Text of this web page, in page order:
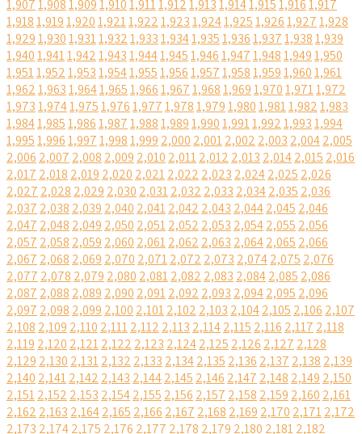
1,9071,9081,9091,9101,9111,9121,9131,9141,9151,9161,917
1,9181,9191,9201,9211,9221,9231,9241,9251,9261,9271,928
1,9291,9301,9311,9321,9331,9341,9351,9361,9371,9381,939
1,9401,9411,9421,9431,9441,9451,9461,9471,9481,9491,950
1,9511,9521,9531,9541,9551,9561,9571,9581,9591,9601,961
1,9621,9631,9641,9651,9661,9671,9681,9691,9701,9711,972
1,9731,9741,9751,9761,9771,9781,9791,9801,9811,9821,983
1,9841,9851,9861,9871,9881,9891,9901,9911,9921,9931,994
1,9951,9961,9971,9981,999 2,000 2,0012,002 2,003 2,0042,005
2,006 2,007 2,008 2,009 2,010 2,0112,012 2,013 2,0142,015 2,016
2,017 2,018 2,019 2,020 2,0212,022 2,023 2,0242,025 2,026
2,027 2,028 2,029 2,030 2,0312,032 2,033 2,0342,035 2,036
2,037 2,038 2,039 2,040 2,0412,042 2,043 2,0442,045 2,046
2,047 2,048 2,049 2,050 2,0512,052 2,053 2,0542,055 2,056
2,057 2,058 2,059 2,060 2,0612,062 2,063 2,0642,065 2,066
2,067 2,068 2,069 2,070 2,0712,072 2,073 2,0742,075 2,076
2,077 2,078 2,079 2,080 2,0812,082 2,083 2,0842,085 2,086
2,087 2,088 2,089 2,090 2,0912,092 2,093 2,0942,095 2,096
2,097 2,098 2,099 2,100 2,1012,102 2,103 2,1042,105 2,106 2,107
2,108 2,109 2,110 2,1112,112 2,113 2,1142,115 2,116 2,117 2,118
2,119 2,120 2,1212,122 2,123 2,1242,125 2,126 2,127 2,128
2,129 2,130 2,1312,132 2,133 2,1342,135 2,136 2,137 2,138 2,139
2,140 2,1412,142 2,143 2,1442,145 2,146 2,147 2,148 2,149 2,150
2,1512,152 2,153 2,1542,155 2,156 2,157 2,158 2,159 2,160 2,161
2,162 2,163 2,1642,165 2,166 2,167 2,168 2,169 2,170 2,1712,172
2,173 2,1742,175 2,176 2,177 2,178 2,179 2,180 2,1812,182